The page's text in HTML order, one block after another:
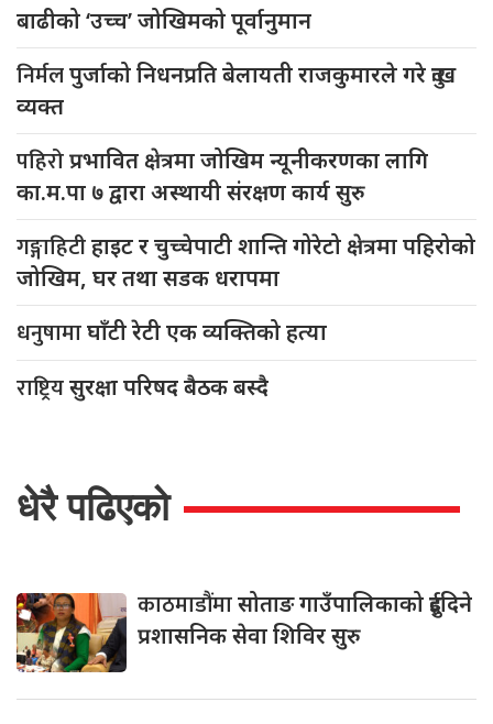
बाढीको ‘उच्च’ जोखिमको पूर्वानुमान
निर्मलपुर्जाको निधनप्रति बेलायती राजकुमारले गरे दुःख
व्यक्त
पहिरोप्रभावित क्षेत्रमा जोखिम न्यूनीकरणका लागि
का.म.पा ७ द्वारा अस्थायी संरक्षण कार्य सुरु
गङ्गाहिटीहाइट र चुच्चेपाटी शान्ति गोरेटो क्षेत्रमा पहिरोको
जोखिम, घर तथा सडक धरापमा
धनुषामाघाँटी रेटी एक व्यक्तिको हत्या
राष्ट्रियसुरक्षा परिषद बैठक बस्दै
धेरै पढिएको
काठमाडौंमासोताङ गाउँपालिकाको दुईदिने
प्रशासनिक सेवा शिविर सुरु